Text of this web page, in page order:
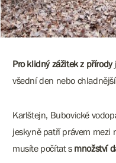
Pro klidný zážitek z přírody
všední den nebo
Karlštejn, Bubovické
jeskyně patří právem mezi
musíte počítat s množství